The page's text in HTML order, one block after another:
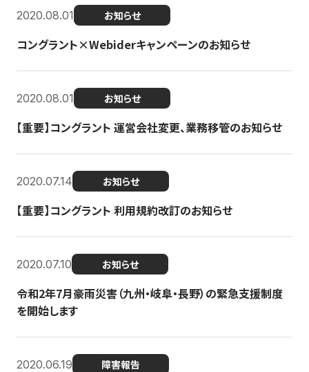
2020.08.01 お知らせ
コングラント×Webiderキャンペーンのお知らせ
2020.08.01 お知らせ
【重要】コングラント 運営会社変更、業務移管のお知らせ
2020.07.14 お知らせ
【重要】コングラント 利用規約改訂のお知らせ
2020.07.10 お知らせ
令和2年7月豪雨災害（九州・岐阜・長野）の緊急支援制度
を開始します
2020.06.19 障害報告